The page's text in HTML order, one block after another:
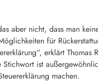
aber nicht, dass man
für
erklärt
ist
machen.